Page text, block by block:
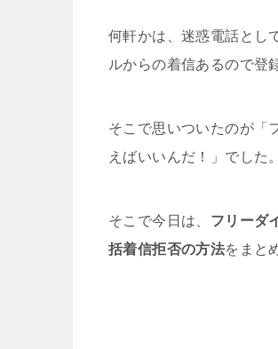
何軒かは、迷惑電話とし
ルからの着信あるので登
そこで思いついたのが「
えばいいんだ！」でした
そこで今日は、 フリーダ
括着信拒否の方法をまと